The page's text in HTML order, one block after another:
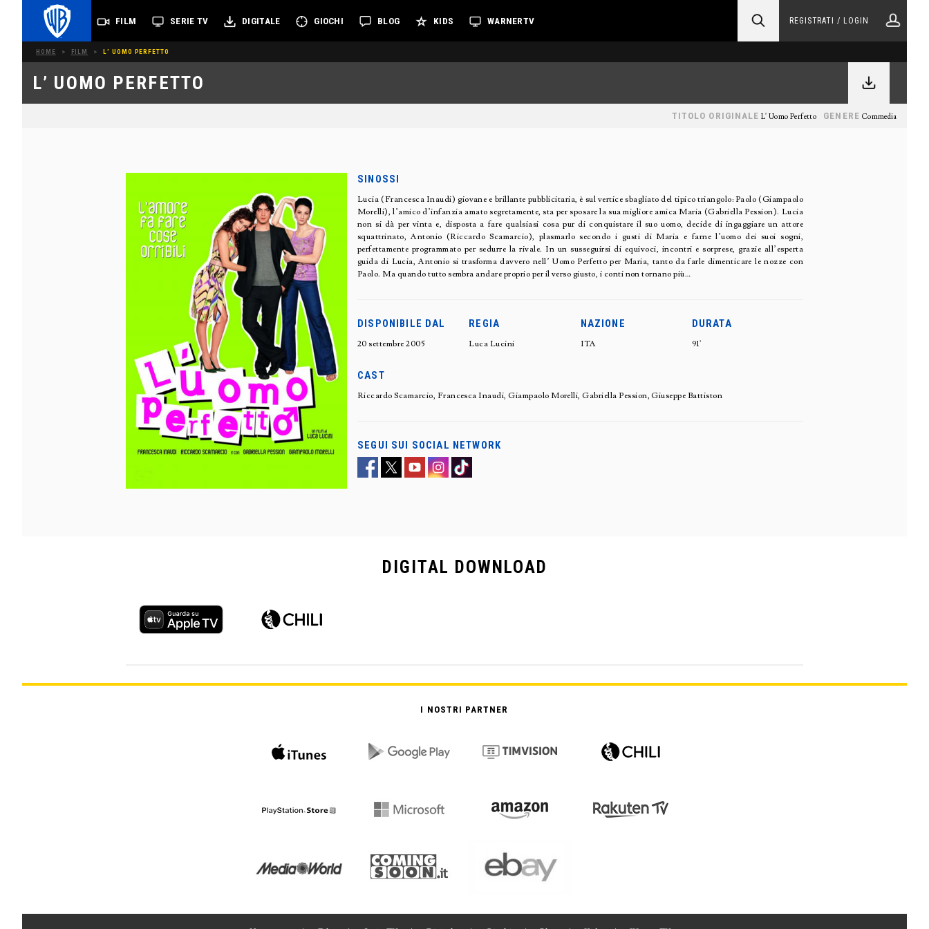
FILM SERIE TV DIGITALE GIOCHI BLOG KIDS WARNERTV REGISTRATI / LOGIN
HOME > FILM > L’ UOMO PERFETTO
L’ UOMO PERFETTO
GENERE Commedia
TITOLO ORIGINALE L' Uomo Perfetto
SINOSSI
Lucia (Francesca Inaudi) giovane e brillante pubblicitaria, è sul vertice sbagliato del tipico triangolo: Paolo (Giampaolo
Morelli), l’amico d’infanzia amato segretamente, sta per sposare la sua migliore amica Maria (Gabriella Pession). Lucia
non si dà per vinta e, disposta a fare qualsiasi cosa pur di conquistare il suo uomo, decide di ingaggiare un attore
squattrinato, Antonio (Riccardo Scamarcio), plasmarlo secondo i gusti di Maria e farne l’uomo dei suoi sogni,
perfettamente programmato per sedurre la rivale. In un susseguirsi di equivoci, incontri e sorprese, grazie all’esperta
guida di Lucia, Antonio si trasforma davvero nell’ Uomo Perfetto per Maria, tanto da farle dimenticare le nozze con
Paolo. Ma quando tutto sembra andare proprio per il verso giusto, i conti non tornano più…
DISPONIBILE DAL
20 settembre 2005
REGIA
Luca Lucini
NAZIONE
ITA
DURATA
91'
CAST
Riccardo Scamarcio, Francesca Inaudi, Giampaolo Morelli, Gabriella Pession, Giuseppe Battiston
SEGUI SUI SOCIAL NETWORK
DIGITAL DOWNLOAD
I NOSTRI PARTNER